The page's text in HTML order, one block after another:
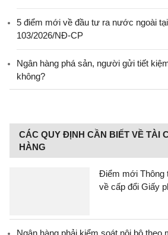
5 điểm mới về đầu tư ra nước ngoài
103/2026/NĐ-CP
Ngân hàng phá sản, người gửi tiết
không?
CÁC QUY ĐỊNH CẦN BIẾT VỀ TÀI
HÀNG
Điểm mới Thông
về cấp đổi Giấy
Ngân hàng phải kiểm soát nội bộ theo